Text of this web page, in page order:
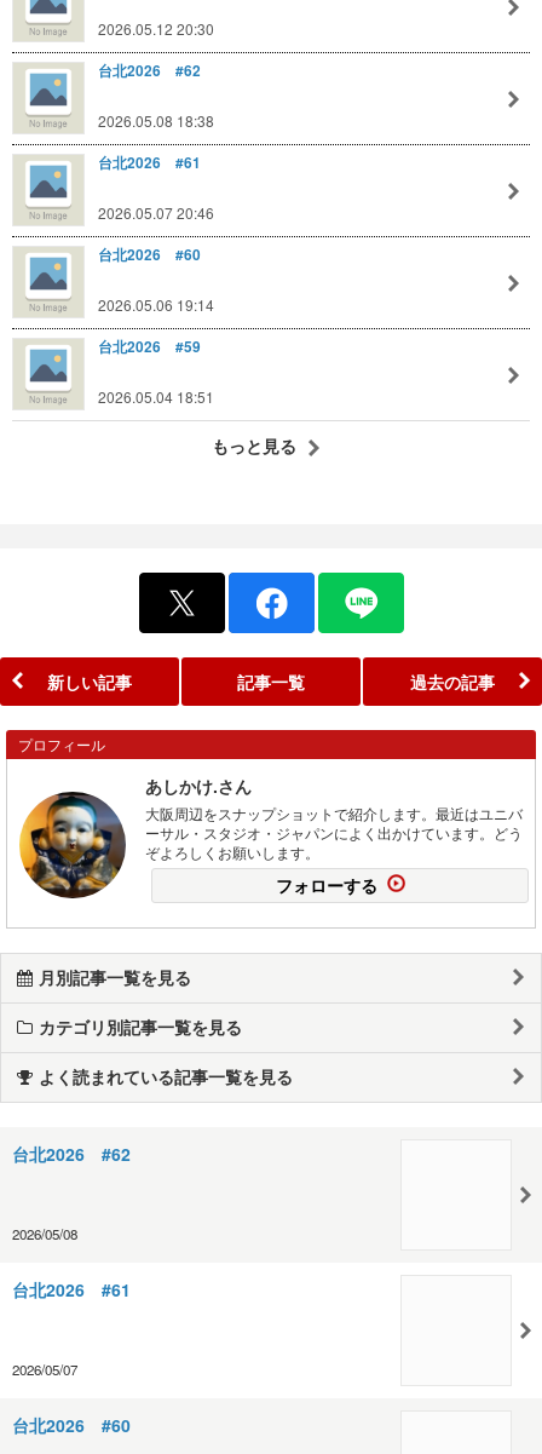
2026.05.12 20:30
台北2026 #62
2026.05.08 18:38
台北2026 #61
2026.05.07 20:46
台北2026 #60
2026.05.06 19:14
台北2026 #59
2026.05.04 18:51
もっと見る
新しい記事 記事一覧 過去の記事
プロフィール
あしかけ.さん
大阪周辺をスナップショットで紹介します。最近はユニバ
ーサル・スタジオ・ジャパンによく出かけています。どう
ぞよろしくお願いします。
フォローする
月別記事一覧を見る
カテゴリ別記事一覧を見る
よく読まれている記事一覧を見る
台北2026 #62
2026/05/08
台北2026 #61
2026/05/07
台北2026 #60